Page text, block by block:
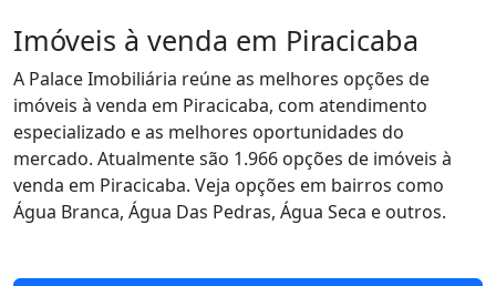
Imóveis à venda em Piracicaba
A Palace Imobiliária reúne as melhores opções de
imóveis à venda em Piracicaba, com atendimento
especializado e as melhores oportunidades do
mercado. Atualmente são 1.966 opções de imóveis à
venda em Piracicaba. Veja opções em bairros como
Água Branca, Água Das Pedras, Água Seca e outros.